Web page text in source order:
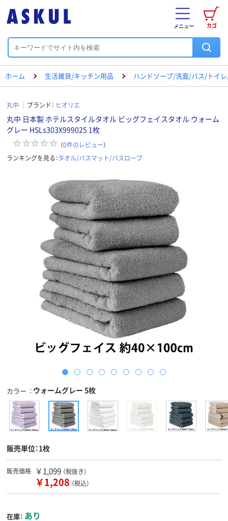
カゴ
メニュー
ホーム 生活雑貨/キッチン用品 ハンドソープ/洗面/バス/トイ
丸中 ブランド： ヒオリエ
丸中 日本製 ホテルスタイルタオル ビッグフェイスタオル ウォーム
グレー HSLs303X999025 1枚
（0件のレビュー）
ランキングを見る：タオル/バスマット/バスローブ
カラー ウォームグレー 5枚
販売単位：1枚
販売価格 ￥1,099 （税抜き）
￥1,208 （税込）
在庫： あり